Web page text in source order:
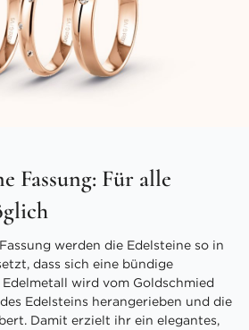
Fassung: Für alle
werden die Edelsteine so in
dass sich eine bündige
wird vom Goldschmied
Edelsteins herangerieben und die
Damit erzielt ihr ein elegantes,